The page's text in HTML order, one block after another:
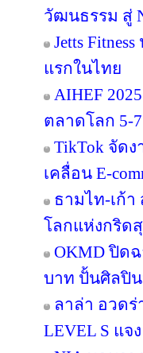
วัฒนธรรม สู่
Jetts
แรกในไทย
AIHEF
ตลาดโลก 5-
TikTok จัดง
เคลื่อน E-
ธามไท-เก้า
โลกแห่งกริด
OKMD ปิด
บาท ปั้นศิลปิ
ลาล่า อวดร่
LEVEL S แจ